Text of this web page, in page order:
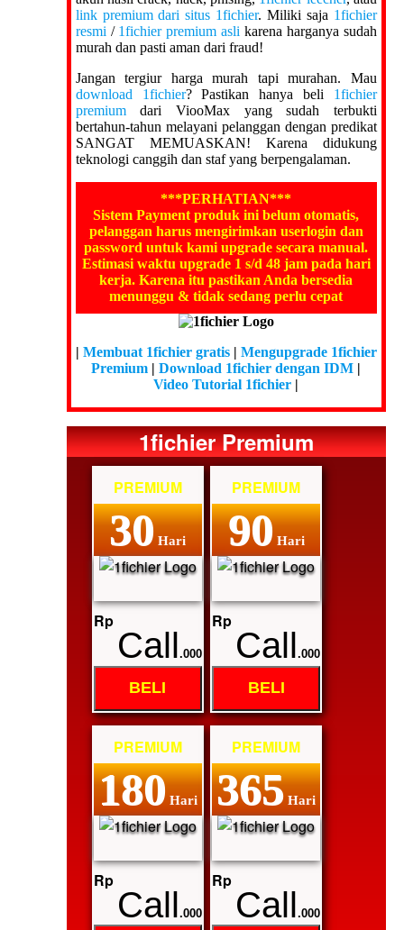
link premium dari situs 1fichier. Miliki saja 1fichier
resmi / 1fichier premium asli karena harganya sudah
murah dan pasti aman dari fraud!
Jangan tergiur harga murah tapi murahan. Mau
download 1fichier? Pastikan hanya beli 1fichier
premiumdari ViooMax yang sudah terbukti
bertahun-tahun melayani pelanggan dengan predikat
SANGAT MEMUASKAN! Karena didukung
teknologi canggih dan staf yang berpengalaman.
***PERHATIAN***
Sistem Payment produk ini belum otomatis,
pelanggan harus mengirimkan userlogin dan
password untuk kami upgrade secara manual.
Estimasi waktu upgrade 1 s/d 48 jam pada hari
kerja. Karena itu pastikan Anda bersedia
menunggu & tidak sedang perlu cepat
| Membuat 1fichier gratis| Mengupgrade 1fichier
Premium |Download 1fichier dengan IDM |
Video Tutorial 1fichier |
1fichier Premium
PREMIUM
30 Hari
Rp
Call.000
BELI
PREMIUM
90 Hari
Rp
Call.000
BELI
PREMIUM
180 Hari
Rp
Call.000
PREMIUM
365 Hari
Rp
Call.000